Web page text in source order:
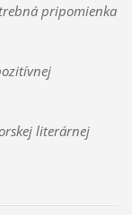
pripomienka
literárnej